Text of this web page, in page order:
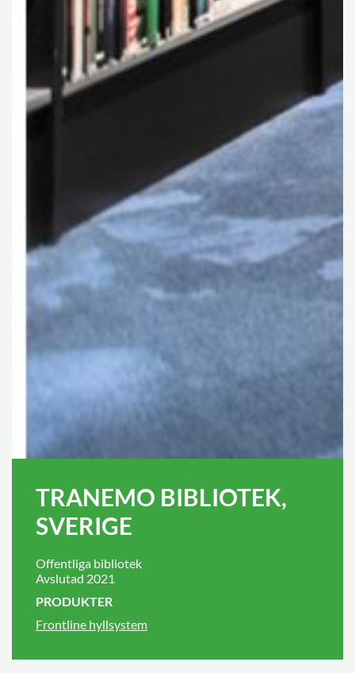
TRANEMO BIBLIOTEK,
SVERIGE
Offentliga bibliotek
Avslutad 2021
PRODUKTER
Frontline hyllsystem